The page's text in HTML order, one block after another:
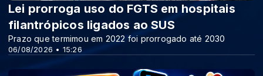
06/08/2026 • 15:26
Lei prorroga uso do FGTS em hospitais
filantrópicos ligados ao SUS
Prazo que termimou em 2022 foi prorrogado até 2030